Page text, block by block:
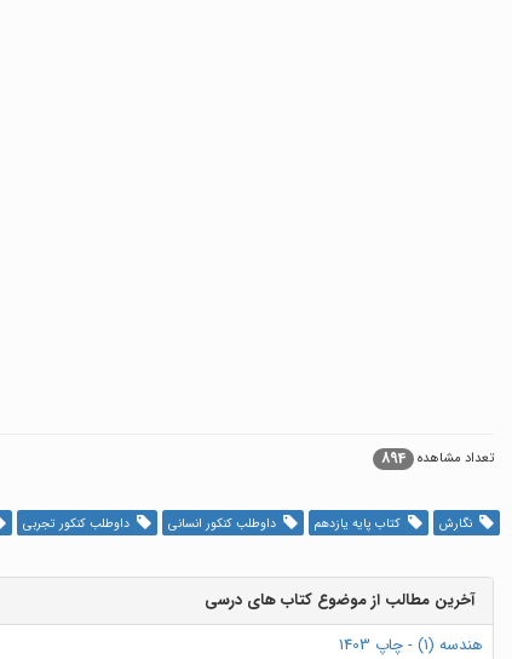
تعداد مشاهده 894
نگارش کتاب پایه یازدهم داوطلب کنکور انسانی داوطلب کنکور تجربی
آخرین مطالب از موضوع کتاب های درسی
هندسه (1) - چاپ 1403